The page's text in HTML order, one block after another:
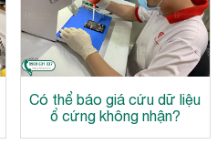
Có thể báo giá cứu dữ liệu
ổ cứng không nhận?